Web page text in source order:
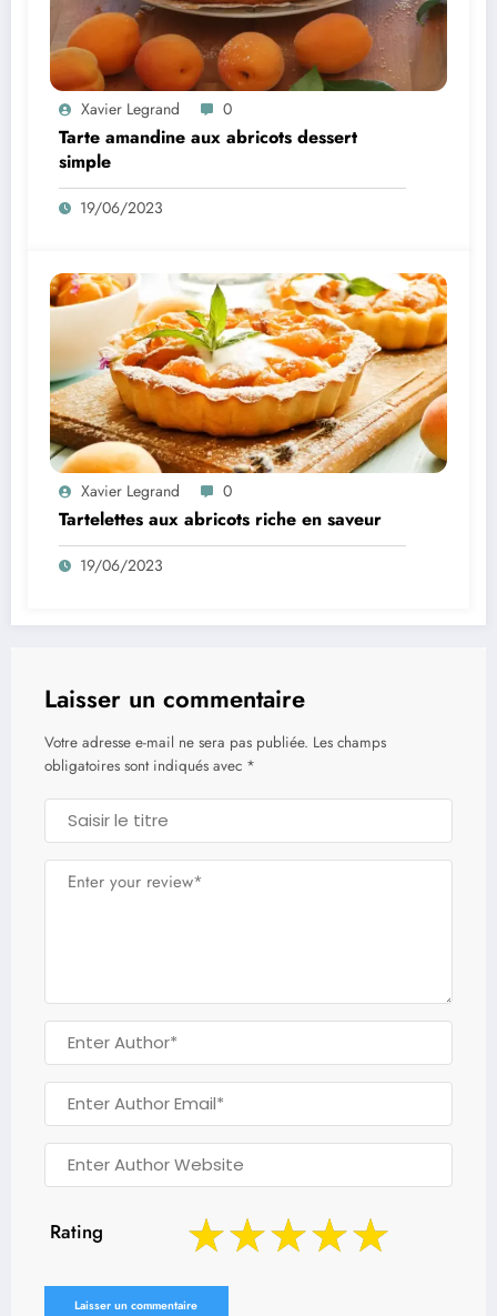
Xavier Legrand 0
Tarte amandine aux abricots dessert
simple
19/06/2023
Xavier Legrand 0
Tartelettes aux abricots riche en saveur
19/06/2023
Laisser un commentaire
Votre adresse e-mail ne sera pas publiée. Les champs
obligatoires sont indiqués avec *
Rating